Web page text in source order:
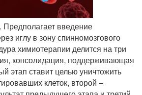
введение
иглу в зону спинномозгового
химиотерапии делится на три
консолидация, поддерживающая
этап ставит целью уничтожить
клеток, второй –